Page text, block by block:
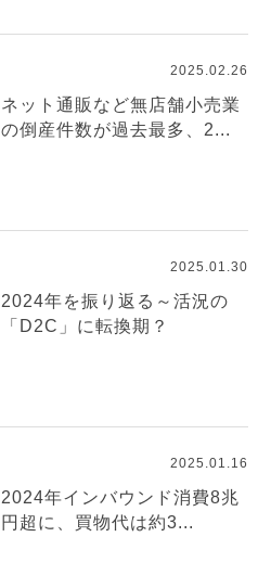
2025.02.26
ネット通販など無店舗小売業
の倒産件数が過去最多、2...
2025.01.30
2024年を振り返る～活況の
「D2C」に転換期？
2025.01.16
2024年インバウンド消費8兆
円超に、買物代は約3...